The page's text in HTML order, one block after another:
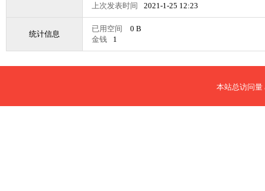
上次发表时间
2021-1-25 12:23
统计信息
已用空间
0 B
金钱
1
本站总访问量